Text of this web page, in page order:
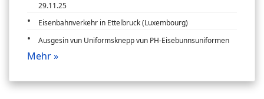
29.11.25
Eisenbahnverkehr in Ettelbruck (Luxembourg)
Ausgesin vun Uniformsknepp vun PH-Eisebunnsuniformen
Mehr »